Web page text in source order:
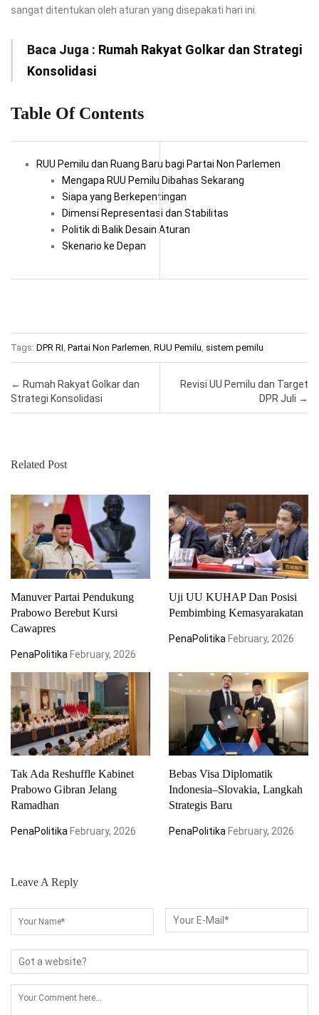
sangat ditentukan oleh aturan yang disepakati hari ini.
Baca Juga : Rumah Rakyat Golkar dan Strategi
Konsolidasi
Table Of Contents
RUU Pemilu dan Ruang Baru bagi Partai Non Parlemen
Mengapa RUU Pemilu Dibahas Sekarang
Siapa yang Berkepentingan
Dimensi Representasi dan Stabilitas
Politik di Balik Desain Aturan
Skenario ke Depan
Tags: DPR RI Partai Non Parlemen RUU Pemilu sistem pemilu
Post navigation
← Rumah Rakyat Golkar dan
Strategi Konsolidasi
Revisi UU Pemilu dan Target
DPR Juli →
Related Post
Manuver Partai Pendukung
Prabowo Berebut Kursi
Cawapres
PenaPolitika February, 2026
Uji UU KUHAP Dan Posisi
Pembimbing Kemasyarakatan
PenaPolitika February, 2026
Tak Ada Reshuffle Kabinet
Prabowo Gibran Jelang
Ramadhan
PenaPolitika February, 2026
Bebas Visa Diplomatik
Indonesia–Slovakia, Langkah
Strategis Baru
PenaPolitikaFebruary, 2026
Leave A Reply